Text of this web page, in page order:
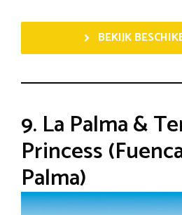
BEKIJK
9. La Palma &
Princess
Palma)